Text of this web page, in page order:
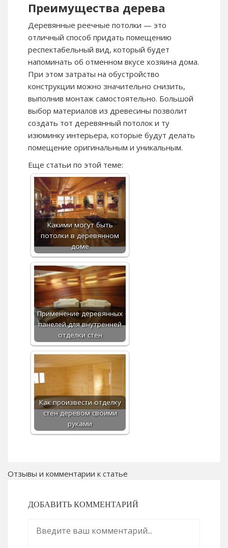
Преимущества дерева
Деревянные реечные потолки — это
отличный способ придать помещению
респектабельный вид, который будет
напоминать об отменном вкусе хозяина дома.
При этом затраты на обустройство
конструкции можно значительно снизить,
выполнив монтаж самостоятельно. Большой
выбор материалов из древесины позволит
создать тот деревянный потолок и ту
изюминку интерьера, которые будут делать
помещение оригинальным и уникальным.
Еще статьи по этой теме:
Какими могут быть
потолки в деревянном
доме
Применение деревянных
панелей для внутренней
отделки стен
Как произвести отделку
стен деревом своими
руками
Отзывы и комментарии к статье
ДОБАВИТЬ КОММЕНТАРИЙ